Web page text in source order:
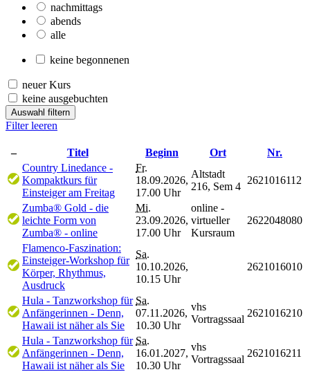
nachmittags
abends
alle
keine begonnenen
neuer Kurs
keine ausgebuchten
Auswahl filtern
Filter leeren
– Titel Beginn Ort
Nr.
Country Linedance -
Kompaktkurs für
Einsteiger am Freitag
Fr.
18.09.2026,
17.00 Uhr
Altstadt
216, Sem 4
2621016112
Zumba® Gold - die
leichte Form von
Zumba® - online
Mi.
23.09.2026,
17.00 Uhr
online -
virtueller
Kursraum
2622048080
Flamenco-Faszination:
Einsteiger-Workshop für
Körper, Rhythmus,
Ausdruck
Sa.
10.10.2026,
10.15 Uhr
2621016010
Hula - Tanzworkshop für
Anfängerinnen - Denn,
Hawaii ist näher als Sie
Sa.
07.11.2026,
10.30 Uhr
vhs
Vortragssaal
2621016210
Hula - Tanzworkshop für
Anfängerinnen - Denn,
Hawaii ist näher als Sie
Sa.
16.01.2027,
10.30 Uhr
vhs
Vortragssaal
2621016211